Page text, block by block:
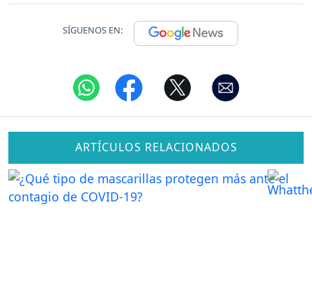
SÍGUENOS EN:
ARTÍCULOS RELACIONADOS